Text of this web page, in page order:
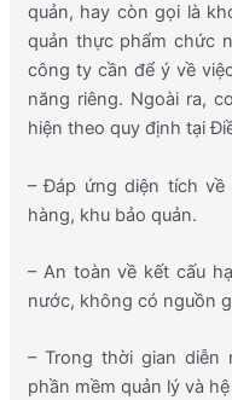
quản, hay còn gọi là
quản thực phẩm chức
công ty cần để ý về
năng riêng. Ngoài ra,
hiện theo quy định tại
– Đáp ứng diện tích
hàng, khu bảo quản.
– An toàn về kết cấu
nước, không có nguồn
– Trong thời gian diễn
phần mềm quản lý và